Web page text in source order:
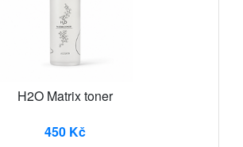
H2O Matrix toner
450 Kč